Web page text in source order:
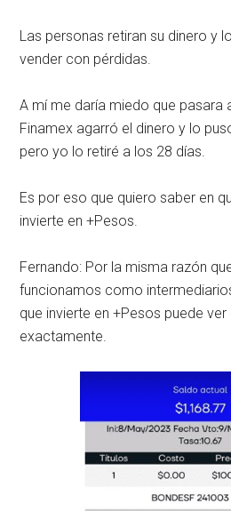
Las personas retiran su dinero y
vender con pérdidas.
A mí me daría miedo que pasara
Finamex agarró el dinero y lo
pero yo lo retiré a los 28 días.
Es por eso que quiero saber en
invierte en +Pesos.
Fernando: Por la misma razón
funcionamos como
que invierte en +Pesos puede
exactamente.